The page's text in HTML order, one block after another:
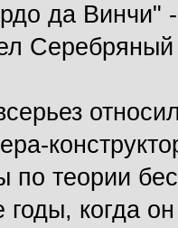
да Винчи"
Серебряный
по теории
годы, когда